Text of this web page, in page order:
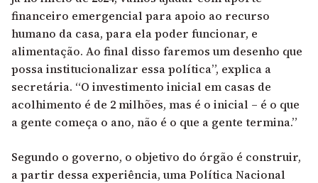
financeiro emergencial para apoio ao recurso
humano da casa, para ela poder funcionar, e
alimentação. Ao final disso faremos um desenho que
possa institucionalizar essa política”, explica a
secretária. “O investimento inicial em casas de
acolhimento é de 2 milhões, mas é o inicial – é o que
a gente começa o ano, não é o que a gente termina.”
Segundo o governo, o objetivo do órgão é construir,
a partir dessa experiência, uma Política Nacional